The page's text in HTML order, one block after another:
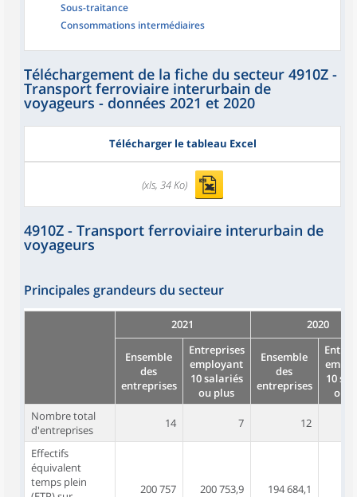
Sous-traitance
Consommations intermédiaires
Téléchargement de la fiche du secteur 4910Z -
Transport ferroviaire interurbain de
voyageurs - données 2021 et 2020
Télécharger le tableau Excel
(xls, 34 Ko)
4910Z - Transport ferroviaire interurbain de
voyageurs
Principales grandeurs du secteur
2021 2020
Ensemble
des
entreprises
Entreprises
employant
10 salariés
ou plus
Ensemble
des
entreprises
10
ou
Nombre total
d'entreprises
14 7 12
Effectifs
équivalent
temps plein
200 757 200 753,9 194 684,1